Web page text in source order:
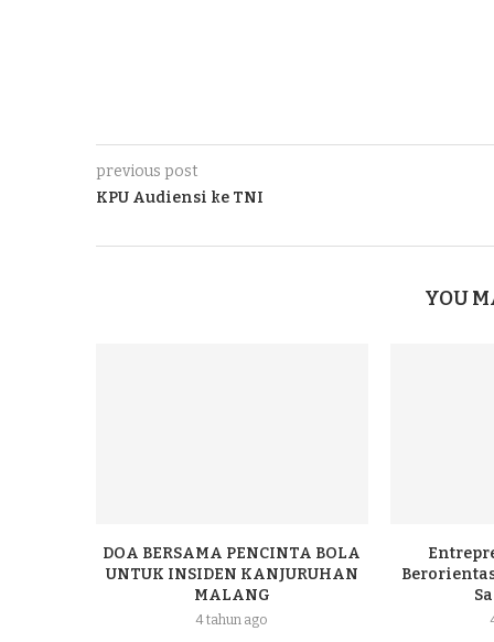
previous post
KPU Audiensi ke TNI
YOU
DOA BERSAMA PENCINTA BOLA
UNTUK INSIDEN KANJURUHAN
MALANG
4 tahun ago